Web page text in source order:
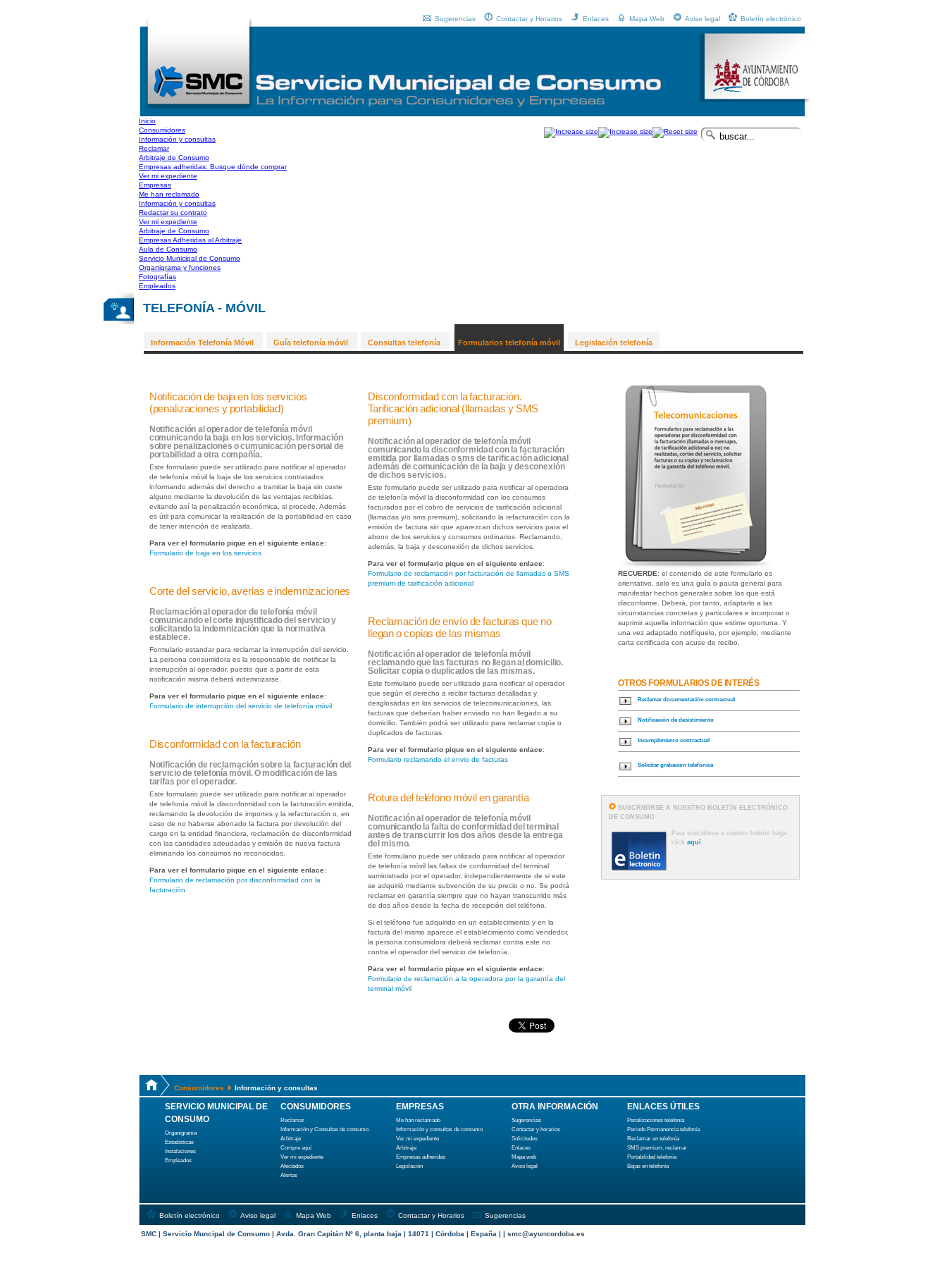
Boletín electrónico
Aviso legal
Mapa Web
Enlaces
Contactar y Horarios
Sugerencias
Inicio
Consumidores
Información y consultas
Reclamar
Arbitraje de Consumo
Empresas adheridas: Busque dónde comprar
Ver mi expediente
Empresas
Me han reclamado
Información y consultas
Redactar su contrato
Ver mi expediente
Arbitraje de Consumo
Empresas Adheridas al Arbitraje
Aula de Consumo
Servicio Municipal de Consumo
Organigrama y funciones
Fotografías
Empleados
TELEFONÍA - MÓVIL
Información Telefonía Móvil Guía telefonía móvil Consultas telefonía Formularios telefonía móvil Legislación telefonía
Notificación de baja en los servicios
(penalizaciones y portabilidad)
Notificación al operador de telefonía móvil
comunicando la baja en los servicios. Información
sobre penalizaciones o cumunicación personal de
portabilidad a otra compañía.
Este formulario puede ser utilizado para notificar al operador
de telefonía móvil la baja de los servicios contratados
informando además del derecho a tramitar la baja sin coste
alguno mediante la devolución de las ventajas recibidas,
evitando así la penalización económica, si procede. Además
es útil para comunicar la realización de la portabilidad en caso
de tener intención de realizarla.
Para ver el formulario pique en el siguiente enlace:
Formulario de baja en los servicios
Corte del servicio, averias e indemnizaciones
Reclamación al operador de telefonía móvil
comunicando el corte injustificado del servicio y
solicitando la indemnización que la normativa
establece.
Formulario estandar para reclamar la interrupción del servicio.
La persona consumidora es la responsable de notificar la
interrupción al operador, puesto que a partir de esta
notificación misma deberá indemnizarse.
Para ver el formulario pique en el siguiente enlace:
Formulario de interrupción del servicio de telefonía móvil
Disconformidad con la facturación
Notificación de reclamación sobre la facturación del
servicio de telefonía móvil. O modificación de las
tarifas por el operador.
Este formulario puede ser utilizado para notificar al operador
de telefonía móvil la disconformidad con la facturación emitida,
reclamando la devolución de importes y la refacturación o, en
caso de no haberse abonado la factura por devolución del
cargo en la entidad financiera, reclamación de disconformidad
con las cantidades adeudadas y emisión de nueva factura
eliminando los consumos no reconocidos.
Para ver el formulario pique en el siguiente enlace:
Formulario de reclamación por disconformidad con la
facturación
Disconformidad con la facturación.
Tarificación adicional (llamadas y SMS
premium)
Notificación al operador de telefonía móvil
comunicando la disconformidad con la facturación
emitida por llamadas o sms de tarificación adicional
además de comunicación de la baja y desconexión
de dichos servicios.
Este formulario puede ser utilizado para notificar al operadora
de telefonía móvil la disconformidad con los consumos
facturados por el cobro de servicios de tarificación adicional
(llamadas y/o sms premium), solicitando la refacturación con la
emisión de factura sin que aparezcan dichos servicios para el
abono de los servicios y consumos ordinarios. Reclamando,
además, la baja y desconexión de dichos servicios.
Para ver el formulario pique en el siguiente enlace:
Formulario de reclamación por facturación de llamadas o SMS
premium de tarificación adicional
Reclamación de envío de facturas que no
llegan o copias de las mismas
Notificación al operador de telefonía móvil
reclamando que las facturas no llegan al domicilio.
Solicitar copia o duplicados de las mismas.
Este formulario puede ser utilizado para notificar al operador
que según el derecho a recibir facturas detalladas y
desglosadas en los servicios de telecomunicaciones, las
facturas que deberían haber enviado no han llegado a su
domicilio. También podrá ser utilizado para reclamar copia o
duplicados de facturas.
Para ver el formulario pique en el siguiente enlace:
Formulario reclamando el envio de facturas
Rotura del teléfono móvil en garantía
Notificación al operador de telefonía móvil
comunicando la falta de conformidad del terminal
antes de transcurrir los dos años desde la entrega
del mismo.
Este formulario puede ser utilizado para notificar al operador
de telefonía móvil las faltas de conformidad del terminal
suministrado por el operador, independientemente de si este
se adquirió mediante subvención de su precio o no. Se podrá
reclamar en garantía siempre que no hayan transcurrido más
de dos años desde la fecha de recepción del teléfono.
Si el teléfono fue adquirido en un establecimiento y en la
factura del mismo aparece el establecimiento como vendedor,
la persona consumidora deberá reclamar contra este no
contra el operador del servicio de telefonía.
Para ver el formulario pique en el siguiente enlace:
Formulario de reclamación a la operadora por la garantía del
terminal móvil
RECUERDE: el contenido de este formulario es
orientativo, solo es una guía o pauta general para
manifestar hechos generales sobre los que está
disconforme. Deberá, por tanto, adaptarlo a las
circunstancias concretas y particulares e incorporar o
suprimir aquella información que estime oportuna. Y
una vez adaptado notifíquelo, por ejemplo, mediante
carta certificada con acuse de recibo.
OTROS FORMULARIOS DE INTERÉS
Reclamar documentación contractual
Notificación de desistimiento
Incumplimiento contractual
Solicitar grabación telefónica
SUSCRIBIRSE A NUESTRO BOLETÍN ELECTRÓNICO
DE CONSUMO
Para suscribirse a nuestro boletín haga
clickaquí
Consumidores Información y consultas
SERVICIO MUNICIPAL DE
CONSUMO
Organigrama
Estadísticas
Instalaciones
Empleados
CONSUMIDORES
Reclamar
Información y Consultas de consumo
Arbitraje
Compre aquí
Ver mi expediente
Afectados
Alertas
EMPRESAS
Me han reclamado
Información y consultas de consumo
Ver mi expediente
Arbitraje
Empresas adheridas
Legislación
OTRA INFORMACIÓN
Sugerencias
Contactar y horarios
Solicitudes
Enlaces
Mapa web
Aviso legal
ENLACES ÚTILES
Penalizaciones telefonía
Periodo Permanencia telefonía
Reclamar en telefonía
SMS premium, reclamar
Portabilidad telefonía
Bajas en telefonía
Boletín electrónico Aviso legal Mapa Web Enlaces Contactar y Horarios Sugerencias
SMC | Servicio Muncipal de Consumo | Avda. Gran Capitán Nº 6, planta baja | 14071 | Córdoba | España | | smc@ayuncordoba.es